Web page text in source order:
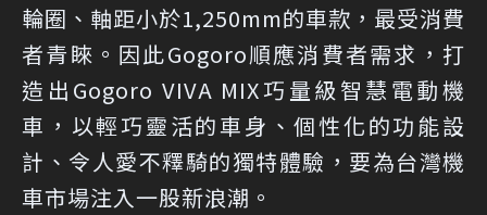
輪圈、軸距小於1,250mm的車款，最受消費
者青睞。因此Gogoro順應消費者需求，打
造出Gogoro VIVA MIX巧量級智慧電動機
車，以輕巧靈活的車身、個性化的功能設
計、令人愛不釋騎的獨特體驗，要為台灣機
車市場注入一股新浪潮。